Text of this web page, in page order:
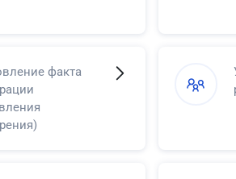
факта